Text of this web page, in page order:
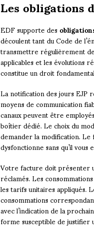
Les obligations
EDF supporte des
découlent tant du Code de
transmettre régulièrement
applicables et les évolutions
constitue un droit
La notification des jours EJP
moyens de communication
canaux peuvent être
boîtier dédié. Le choix du
demander la modification.
dysfonctionne sans qu’il
Votre facture doit présenter
réclamés. Les
les tarifs unitaires appliqués.
consommations
avec l’indication de la
forme susceptible de justifier